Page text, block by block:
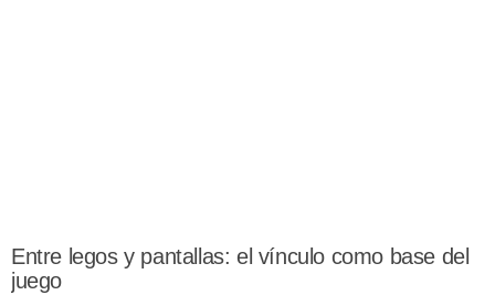
Entre legos y pantallas: el vínculo como base del
juego